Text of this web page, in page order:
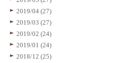
2019/04 (27)
2019/03 (27)
2019/02 (24)
2019/01 (24)
2018/12 (25)